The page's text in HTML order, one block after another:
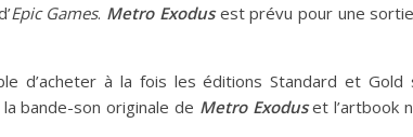
Epic Games. Metro Exodusest prévu pour une
d’acheter à la fois les éditions Standard et Gold
bande-son originale de Metro Exoduset l’artbook